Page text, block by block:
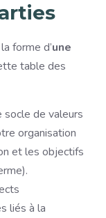
forme d’une
table des
socle de valeurs
organisation
et les objectifs
liés à la